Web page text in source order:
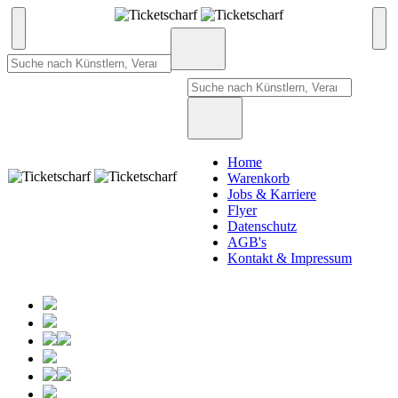
Home
Warenkorb
Jobs & Karriere
Flyer
Datenschutz
AGB's
Kontakt & Impressum